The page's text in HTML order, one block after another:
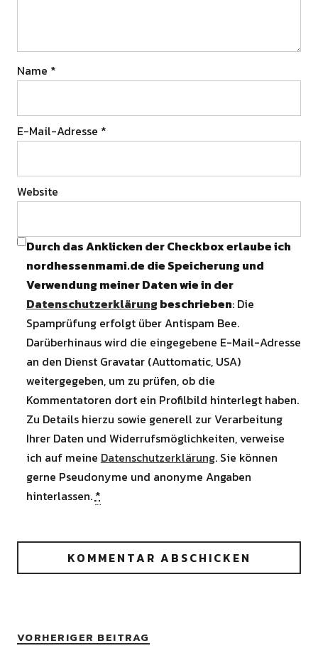
Name *
E-Mail-Adresse *
Website
Durch das Anklicken der Checkbox erlaube ich
nordhessenmami.de die Speicherung und
Verwendung meiner Daten wie in der
Datenschutzerklärung beschrieben: Die
Spamprüfung erfolgt über Antispam Bee.
Darüberhinaus wird die eingegebene E-Mail-Adresse
an den Dienst Gravatar (Auttomatic, USA)
weitergegeben, um zu prüfen, ob die
Kommentatoren dort ein Profilbild hinterlegt haben.
Zu Details hierzu sowie generell zur Verarbeitung
Ihrer Daten und Widerrufsmöglichkeiten, verweise
ich auf meine Datenschutzerklärung. Sie können
gerne Pseudonyme und anonyme Angaben
hinterlassen.*
VORHERIGER BEITRAG